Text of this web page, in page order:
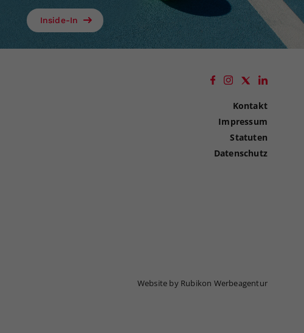
Inside-In
Kontakt
Impressum
Statuten
Datenschutz
Website by Rubikon Werbeagentur